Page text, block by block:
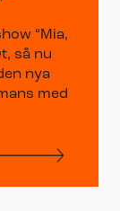
“Mia,
så nu
nya
med